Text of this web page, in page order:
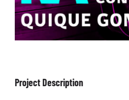
Project Description